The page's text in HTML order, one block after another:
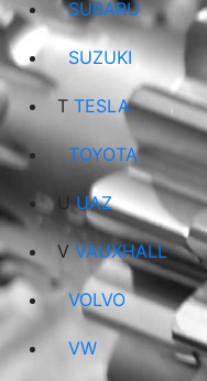
SUBARU
SUZUKI
T TESLA
TOYOTA
U UAZ
V VAUXHALL
VOLVO
VW